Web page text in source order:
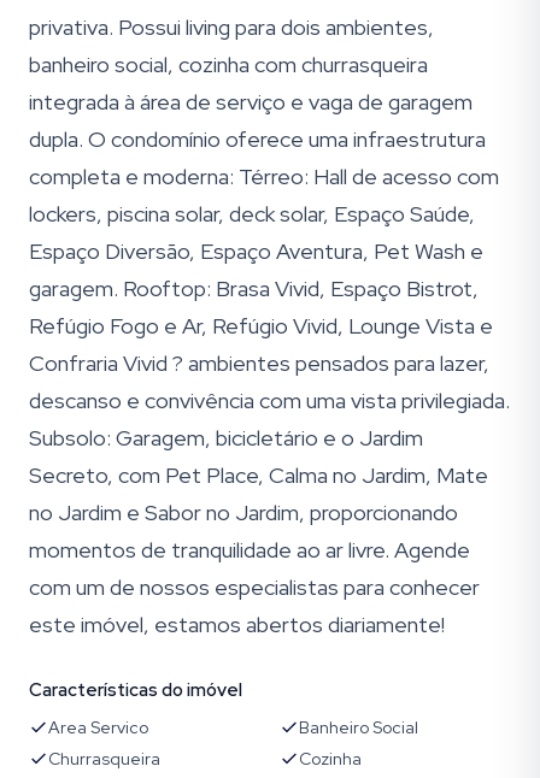
privativa. Possui living para dois ambientes,
banheiro social, cozinha com churrasqueira
integrada à área de serviço e vaga de garagem
dupla. O condomínio oferece uma infraestrutura
completa e moderna: Térreo: Hall de acesso com
lockers, piscina solar, deck solar, Espaço Saúde,
Espaço Diversão, Espaço Aventura, Pet Wash e
garagem. Rooftop: Brasa Vivid, Espaço Bistrot,
Refúgio Fogo e Ar, Refúgio Vivid, Lounge Vista e
Confraria Vivid ? ambientes pensados para lazer,
descanso e convivência com uma vista privilegiada.
Subsolo: Garagem, bicicletário e o Jardim
Secreto, com Pet Place, Calma no Jardim, Mate
no Jardim e Sabor no Jardim, proporcionando
momentos de tranquilidade ao ar livre. Agende
com um de nossos especialistas para conhecer
este imóvel, estamos abertos diariamente!
Características do imóvel
Area Servico
Banheiro Social
Churrasqueira
Cozinha